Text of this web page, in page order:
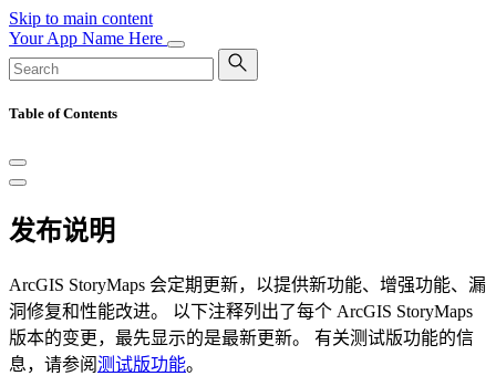
Skip to main content
Your App Name Here
Table of Contents
发布说明
ArcGIS StoryMaps 会定期更新，以提供新功能、增强功能、漏
洞修复和性能改进。 以下注释列出了每个 ArcGIS StoryMaps
版本的变更，最先显示的是最新更新。 有关测试版功能的信
息，请参阅测试版功能。